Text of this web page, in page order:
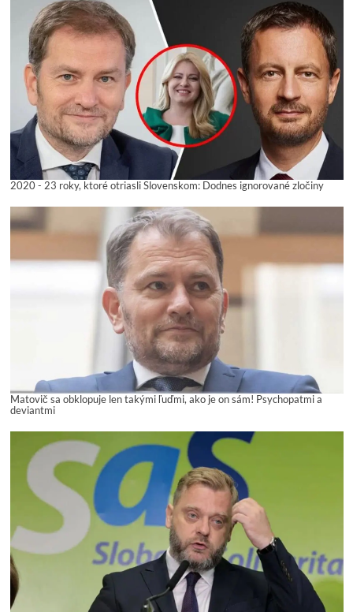
2020 - 23 roky, ktoré otriasli Slovenskom: Dodnes ignorované zločiny
Matovič sa obklopuje len takými ľuďmi, ako je on sám! Psychopatmi a
deviantmi